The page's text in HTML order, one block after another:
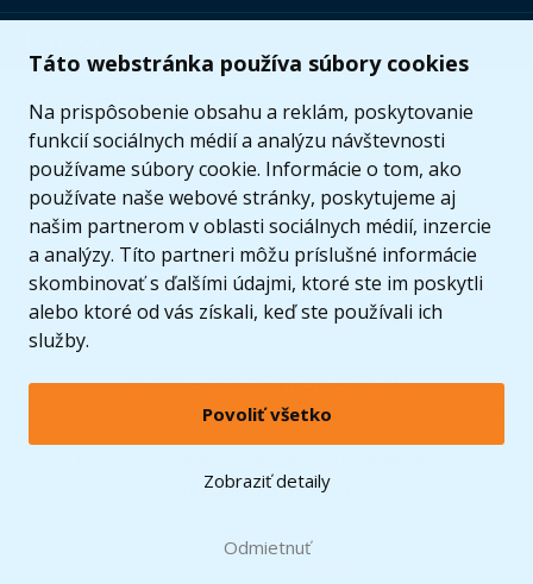
Táto webstránka používa súbory cookies
Na prispôsobenie obsahu a reklám, poskytovanie
funkcií sociálnych médií a analýzu návštevnosti
používame súbory cookie. Informácie o tom, ako
používate naše webové stránky, poskytujeme aj
našim partnerom v oblasti sociálnych médií, inzercie
a analýzy. Títo partneri môžu príslušné informácie
skombinovať s ďalšími údajmi, ktoré ste im poskytli
alebo ktoré od vás získali, keď ste používali ich
služby.
Povoliť všetko
Zobraziť detaily
Odmietnuť
© 2005 - 2026 Copyright 4kids.sk
LEGO, logo LEGO a minifigúrka sú ochrannými známkami spoločnosti LEGO Group. ©
Zobraziť verziu pre desktop
Doprava zadarmopri nákupe od